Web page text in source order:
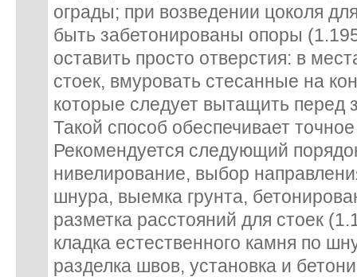
ограды; при возведении цоколя
быть забетонированы опоры
оставить просто отверстия: в
стоек, вмуровать стесанные на
которые следует вытащить перед
Такой способ обеспечивает
Рекомендуется следующий
нивелирование, выбор
шнура, выемка грунта,
разметка расстояний для стоек
кладка естественного камня по
разделка швов, установка и